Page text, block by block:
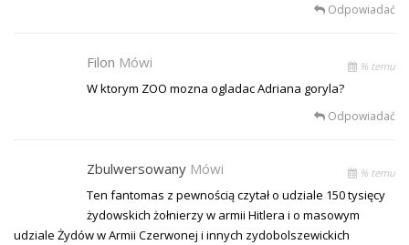
Odpowiadać
Filon Mówi % temu
W ktorym ZOO mozna ogladac Adriana goryla?
Odpowiadać
Zbulwersowany Mówi % temu
Ten fantomas z pewnością czytał o udziale 150 tysięcy
żydowskich żołnierzy w armii Hitlera i o masowym
udziale Żydów w Armii Czerwonej i innych zydobolszewickich